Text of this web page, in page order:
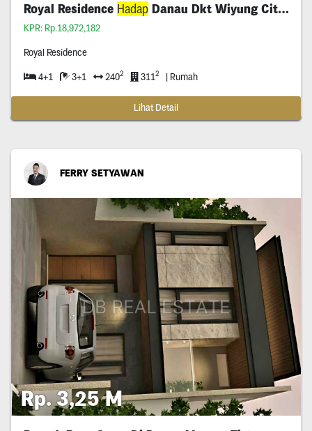
Royal Residence HadapDanau Dkt Wiyung Citraland
KPR: Rp.18,972,182
Royal Residence
4+1 3+1 2402 3112 | Rumah
Lihat Detail
FERRY SETYAWAN
Rp. 3,25 M